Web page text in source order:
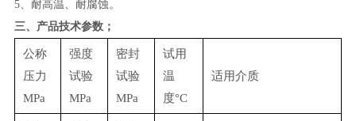
5、耐高温、耐腐蚀。
三、产品技术参数；
公称
压力
MPa
强度
试验
MPa
密封
试验
MPa
试用
温
度°C
适用介质